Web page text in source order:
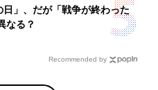
」、だが「戦争が終わった
なる？
Recommended by